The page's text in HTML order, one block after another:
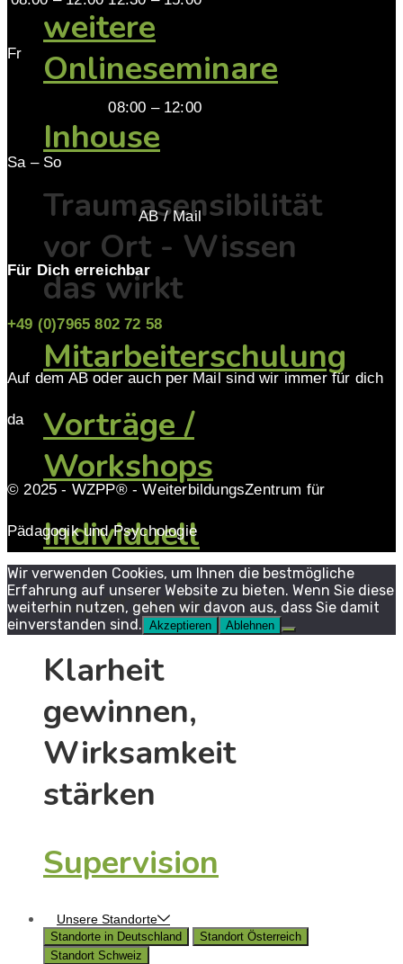
weitere
Onlineseminare
Inhouse
Traumasensibilität
vor Ort - Wissen
das wirkt
Mitarbeiterschulung
Vorträge /
Workshops
Individuell
Supervision
Klarheit
gewinnen,
Wirksamkeit
stärken
Supervision
Unsere Standorte
Standorte in Deutschland
Standort Österreich
Standort Schweiz
Fr
08:00 – 12:00
Sa – So
AB / Mail
Für Dich erreichbar
+49 (0)7965 802 72 58
Auf dem AB oder auch per Mail sind wir immer für dich
da
© 2025 - WZPP® - WeiterbildungsZentrum für
Pädagogik und Psychologie
Wir verwenden Cookies, um Ihnen die bestmögliche
Erfahrung auf unserer Website zu bieten. Wenn Sie diese
weiterhin nutzen, gehen wir davon aus, dass Sie damit
einverstanden sind. Akzeptieren Ablehnen